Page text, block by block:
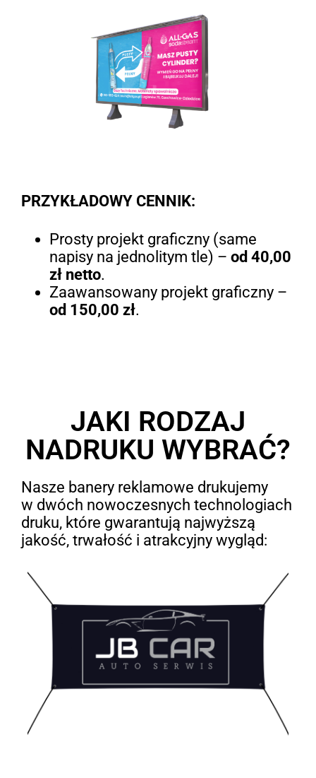
PRZYKŁADOWY CENNIK:
Prosty projekt graficzny (same
napisy na jednolitym tle) – od 40,00
zł netto.
Zaawansowany projekt graficzny –
od 150,00 zł.
JAKI RODZAJ
NADRUKU WYBRAĆ?
Nasze banery reklamowe drukujemy
w dwóch nowoczesnych technologiach
druku, które gwarantują najwyższą
jakość, trwałość i atrakcyjny wygląd: